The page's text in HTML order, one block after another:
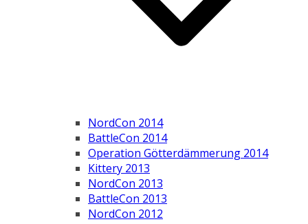
NordCon 2014
BattleCon 2014
Operation Götterdämmerung 2014
Kittery 2013
NordCon 2013
BattleCon 2013
NordCon 2012